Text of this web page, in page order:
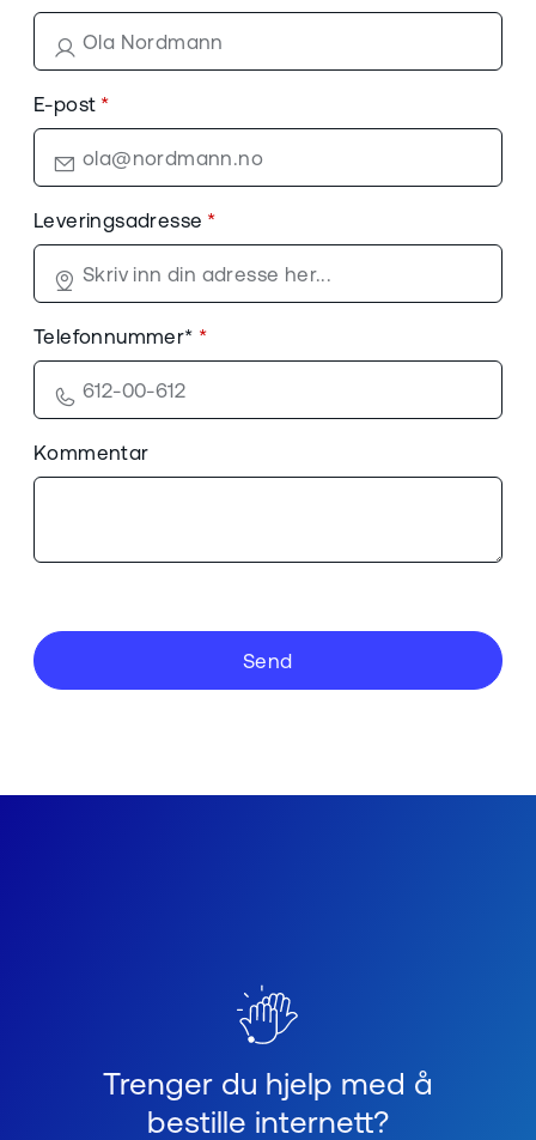
E-post
Leveringsadresse
Telefonnummer*
Kommentar
Send
Trenger du hjelp med å
bestille internett?